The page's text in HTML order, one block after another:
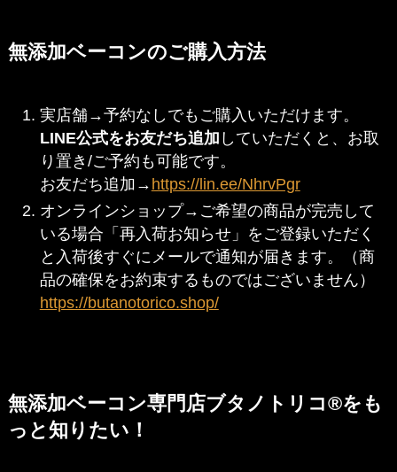
無添加ベーコンのご購入方法
実店舗→予約なしでもご購入いただけます。
LINE公式をお友だち追加 していただくと、お取
り置き/ご予約も可能です。
お友だち追加→ https://lin.ee/NhrvPgr
オンラインショップ→ご希望の商品が完売して
いる場合「再入荷お知らせ」をご登録いただく
と入荷後すぐにメールで通知が届きます。（商
品の確保をお約束するものではございません）
https://butanotorico.shop/
無添加ベーコン専門店ブタノトリコ®をも
っと知りたい！